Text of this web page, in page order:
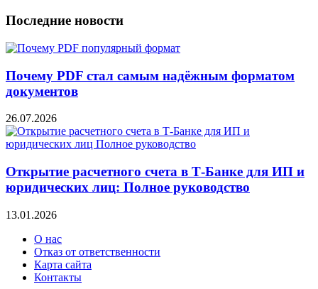
Последние новости
Почему PDF стал самым надёжным форматом
документов
26.07.2026
Открытие расчетного счета в Т-Банке для ИП и
юридических лиц: Полное руководство
13.01.2026
О нас
Отказ от ответственности
Карта сайта
Контакты